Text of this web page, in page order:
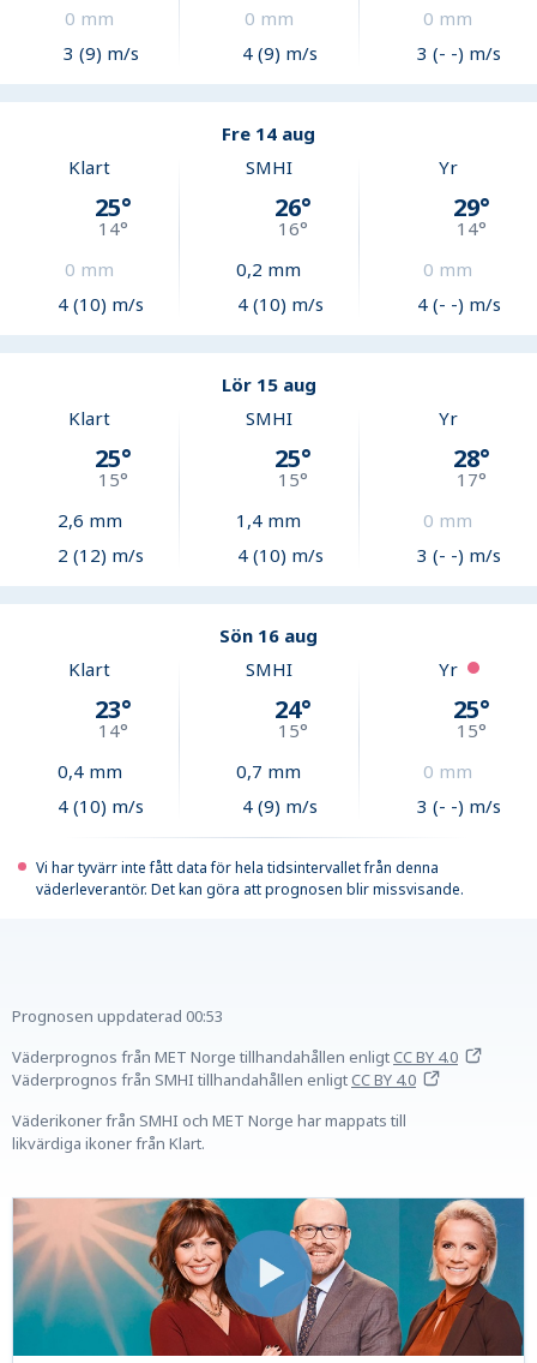
0 mm
3 (9) m/s
0 mm
4 (9) m/s
0 mm
3 (- -) m/s
Fre 14 aug
Klart
25°
14°
0 mm
4 (10) m/s
SMHI
26°
16°
0,2 mm
4 (10) m/s
Yr
29°
14°
0 mm
4 (- -) m/s
Lör 15 aug
Klart
25°
15°
2,6 mm
2 (12) m/s
SMHI
25°
15°
1,4 mm
4 (10) m/s
Yr
28°
17°
0 mm
3 (- -) m/s
Sön 16 aug
Klart
23°
14°
0,4mm
4 (10) m/s
SMHI
24°
15°
0,7 mm
4 (9) m/s
Yr
25°
15°
0 mm
3 (- -) m/s
Vi har tyvärr inte fått data för hela tidsintervallet från denna
väderleverantör. Det kan göra att prognosen blir missvisande.
Prognosen uppdaterad 00:53
Väderprognos från MET Norge tillhandahållen enligtCC BY 4.0
Väderprognos från SMHI tillhandahållen enligtCC BY 4.0
Väderikoner från SMHI och MET Norge har mappats till
likvärdiga ikoner från Klart.